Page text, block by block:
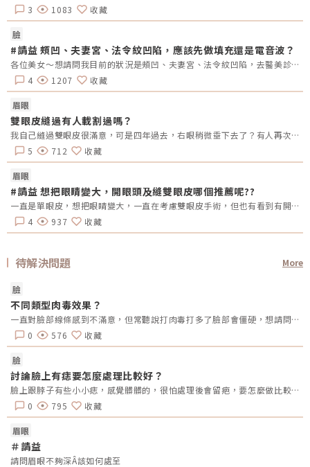
3
1083 收藏
臉
#請益 頰凹、夫妻宮、法令紋凹陷，應該先做填充還是電音波？
各位美女～想請問我目前的狀況是頰凹、夫妻宮、法令紋凹陷，去醫美診所諮詢，他是建議我電音波也要做，但療程下來要20萬左右，目前最困擾的是法令紋&gt;頰凹&gt;夫妻宮是先填充完再打電波嗎？還是先打電波再填充呢～～Â
4
1207 收藏
眉眼
雙眼皮縫過有人載割過嗎？
我自己縫過雙眼皮很滿意，可是四年過去，右眼稍微垂下去了？有人再次縫？或者換成割的？又或者聽說可以去掉一些眼皮脂肪的經驗嗎？
5
712 收藏
眉眼
#請益 想把眼睛變大，開眼頭及縫雙眼皮哪個推薦呢??
一直是單眼皮，想把眼睛變大，一直在考慮雙眼皮手術，但也有看到有開眼頭的手術，哪總推薦呢?還是兩個都做??需要注意甚麼嗎??
4
937 收藏
待解決問題 More
臉
不同類型肉毒效果？
一直對臉部線條感到不滿意，但常聽說打肉毒打多了臉部會僵硬，想請問有施打過的人的真實感受，大概需要多久補打一次？以及不同品牌的差異？謝謝！
0
576 收藏
臉
討論臉上有痣要怎麼處理比較好？
臉上跟脖子有些小小痣，感覺髒髒的，很怕處理後會留疤，要怎麼做比較好？
0
795 收藏
眉眼
＃請益
請問眉眼不夠深Â該如何處至